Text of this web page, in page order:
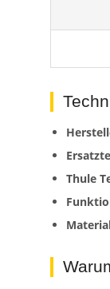
Thule